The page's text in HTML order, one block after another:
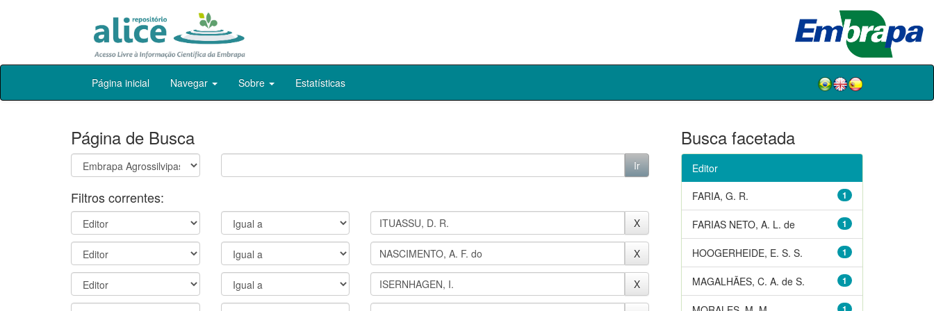
Skip
Página inicial Navegar Sobre Estatísticas
Página de Busca
Filtros correntes:
Busca facetada
Editor
1
FARIA, G. R.
1
FARIAS NETO, A. L. de
1
HOOGERHEIDE, E. S. S.
1
MAGALHÃES, C. A. de S.